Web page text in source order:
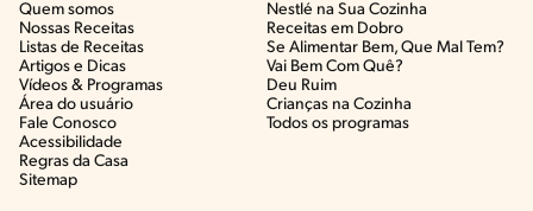
Quem somos
Nossas Receitas
Listas de Receitas​
Artigos e Dicas​
Vídeos & Programas​
Área do usuário
Fale Conosco
Acessibilidade
Regras da Casa
Sitemap
Nestlé na Sua Cozinha
Receitas em Dobro
Se Alimentar Bem, Que Mal Tem?​
Vai Bem Com Quê?​
Deu Ruim​
Crianças na Cozinha​
Todos os programas